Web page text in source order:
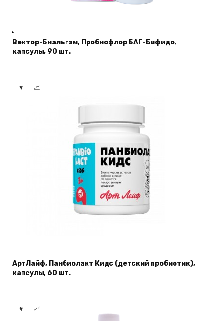
Вектор-Биальгам, Пробиофлор БАГ-Бифидо,
капсулы, 90 шт.
АртЛайф, Панбиолакт Кидс (детский пробиотик),
капсулы, 60 шт.